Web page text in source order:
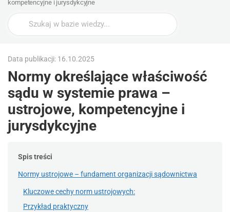
kompetencyjne i jurysdykcyjne
Wyszukaj
Data publikacji: 16.10.2025
Normy określające właściwość
sądu w systemie prawa –
ustrojowe, kompetencyjne i
jurysdykcyjne
Spis treści
Normy ustrojowe – fundament organizacji sądownictwa
Kluczowe cechy norm ustrojowych:
Przykład praktyczny